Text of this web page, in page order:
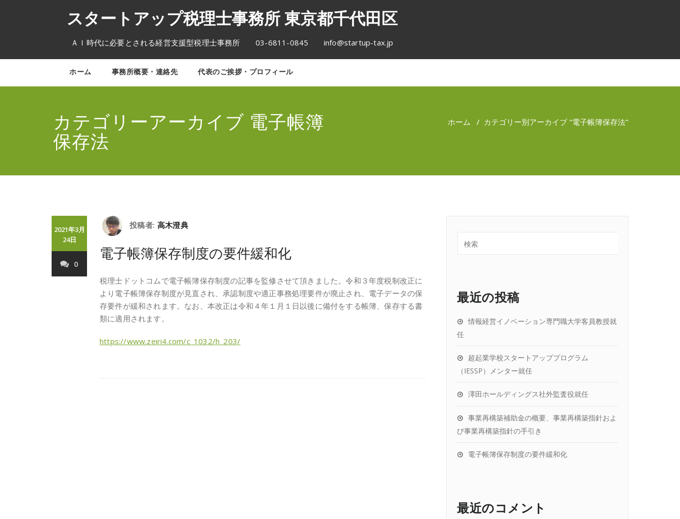
ッ
スタートアップ税理士事務所 東京都千代田区
ＡＩ時代に必要とされる経営支援型税理士事務所 03-6811-0845 info@startup-tax.jp
ホーム 事務所概要・連絡先 代表のご挨拶・プロフィール
カテゴリーアーカイブ 電子帳簿
保存法
ホーム / カテゴリー別アーカイブ "電子帳簿保存法"
2021年3月
24日
0
投稿者: 高木澄典
電子帳簿保存制度の要件緩和化
税理士ドットコムで電子帳簿保存制度の記事を監修させて頂きました。令和３年度税制改正に
より電子帳簿保存制度が見直され、承認制度や適正事務処理要件が廃止され、電子データの保
存要件が緩和されます。なお、本改正は令和４年１月１日以後に備付をする帳簿、保存する書
類に適用されます。
https://www.zeiri4.com/c_1032/h_203/
最近の投稿
情報経営イノベーション専門職大学客員教授就
任
超起業学校スタートアッププログラム
（IESSP）メンター就任
澤田ホールディングス社外監査役就任
事業再構築補助金の概要、事業再構築指針およ
び事業再構築指針の手引き
電子帳簿保存制度の要件緩和化
最近のコメント